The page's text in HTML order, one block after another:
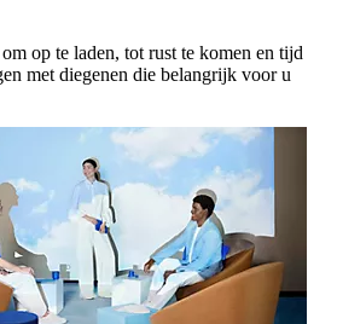
op te laden, tot rust te komen en tijd
met diegenen die belangrijk voor u